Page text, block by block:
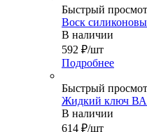
Быстрый
Воск
В наличии
592 ₽/шт
Подробнее
Быстрый
Жидкий ключ
В наличии
614 ₽/шт